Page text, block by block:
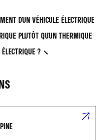
D'UN VÉHICULE ÉLECTRIQUE
PLUTÔT QU'UN THERMIQUE
?